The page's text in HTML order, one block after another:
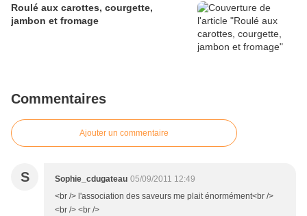
Roulé aux carottes, courgette,
jambon et fromage
Commentaires
Ajouter un commentaire
S Sophie_cdugateau 05/09/2011 12:49
<br /> l'association des saveurs me plait énormément<br />
<br /> <br />